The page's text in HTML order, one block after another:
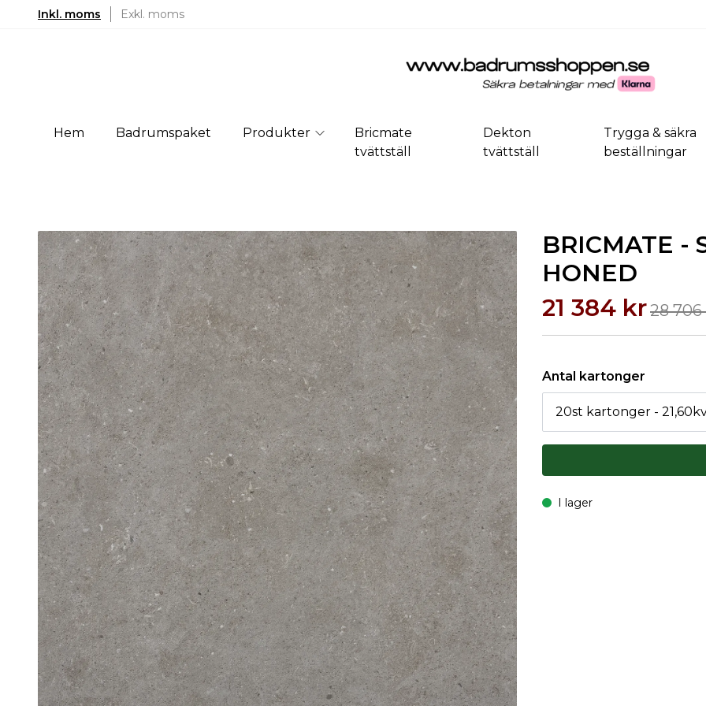
Inkl. moms Exkl. moms
Hem Badrumspaket Produkter
Bricmate
tvättställ
Dekton
tvättställ
Trygga & säkra
beställningar
BRICMATE -
HONED
21 384 kr28
Antal kartonger
I lager